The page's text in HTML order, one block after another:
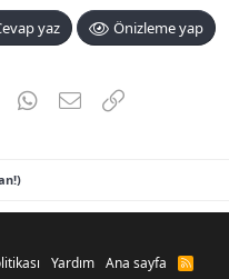
yaz Önizleme yap
TumblrWhatsApp
E-postaLink
Yardım Ana sayfa
R